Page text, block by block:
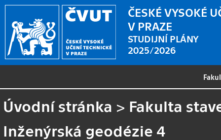
ČESKÉ VYSOKÉ
V PRAZE
STUDIJNÍ PLÁNY
2025/2026
Úvodní stránka > Fakulta
Inženýrská geodézie 4